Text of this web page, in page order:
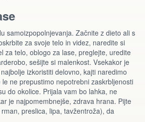
samoizpopolnjevanja. Začnite z dieto ali s
za svoje telo in videz, naredite si
za telo, oblogo za lase, preglejte, uredite
sešijte si malenkost. Vsekakor je
izkoristiti delovno, kajti naredimo
ne prepustimo nepotrebni zaskrbljenosti
do okolice. Prijala vam bo lahka, ne
je najpomembnejše, zdrava hrana. Pijte
preslica, lipa, tavžentroža), da